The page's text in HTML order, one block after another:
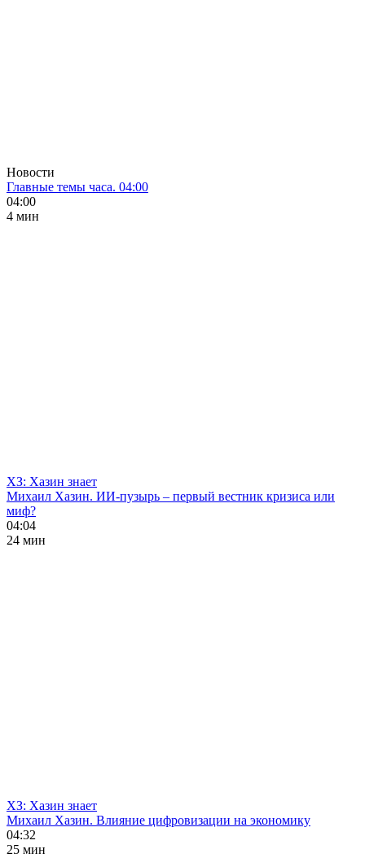
Новости
Главные темы часа. 04:00
04:00
4 мин
ХЗ: Хазин знает
Михаил Хазин. ИИ-пузырь – первый вестник кризиса или
миф?
04:04
24 мин
ХЗ: Хазин знает
Михаил Хазин. Влияние цифровизации на экономику
04:32
25 мин